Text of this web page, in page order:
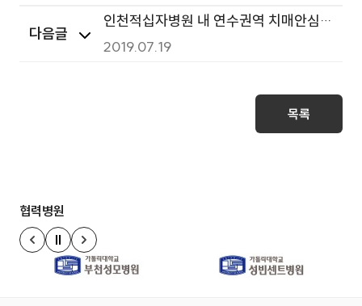
다음글
인천적십자병원 내 연수권역 치매안심카
페 개소
2019.07.19
목록
협력병원
이전 슬라이드
정지
다음 슬라이드